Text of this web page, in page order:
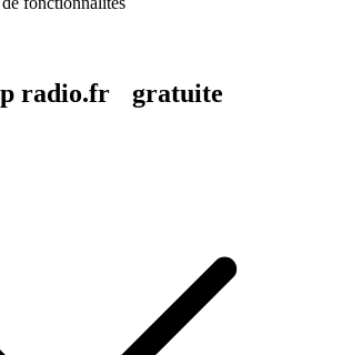
radio.fr gratuite